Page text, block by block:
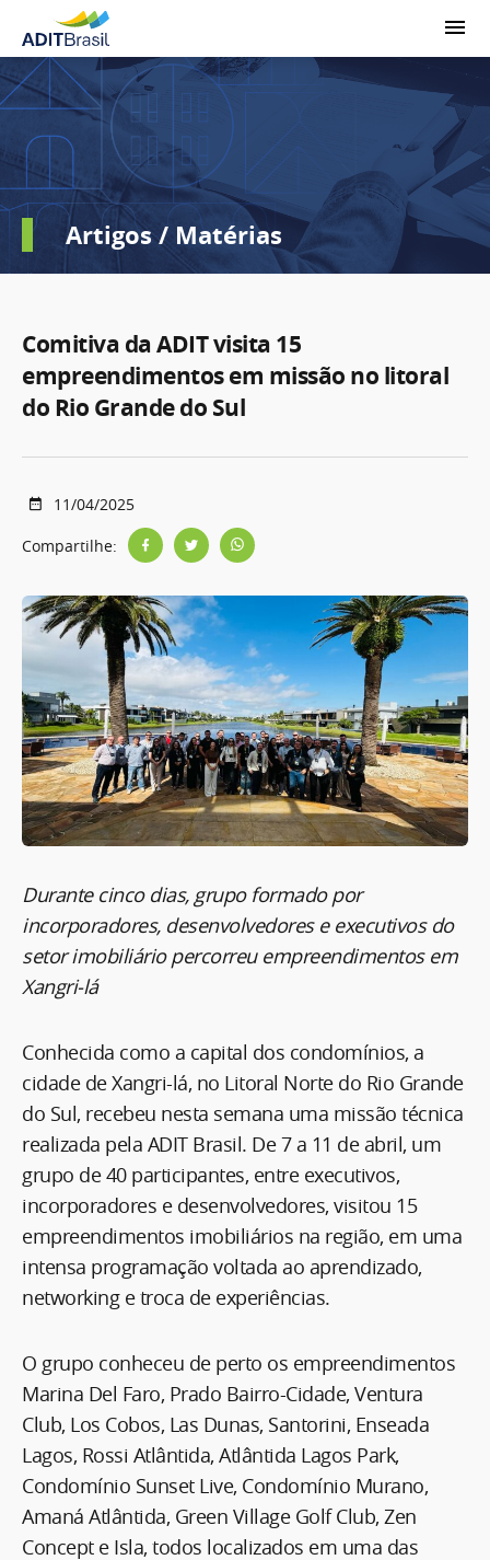
Artigos / Matérias
Comitiva da ADIT visita 15
empreendimentos em missão no litoral
do Rio Grande do Sul
11/04/2025
Compartilhe:
Durante cinco dias, grupo formado por
incorporadores, desenvolvedores e executivos do
setor imobiliário percorreu empreendimentos em
Xangri-lá
Conhecida como a capital dos condomínios, a
cidade de Xangri-lá, no Litoral Norte do Rio Grande
do Sul, recebeu nesta semana uma missão técnica
realizada pela ADIT Brasil. De 7 a 11 de abril, um
grupo de 40 participantes, entre executivos,
incorporadores e desenvolvedores, visitou 15
empreendimentos imobiliários na região, em uma
intensa programação voltada ao aprendizado,
networking e troca de experiências.
O grupo conheceu de perto os empreendimentos
Marina Del Faro, Prado Bairro-Cidade, Ventura
Club, Los Cobos, Las Dunas, Santorini, Enseada
Lagos, Rossi Atlântida, Atlântida Lagos Park,
Condomínio Sunset Live, Condomínio Murano,
Amaná Atlântida, Green Village Golf Club, Zen
Concept e Isla, todos localizados em uma das